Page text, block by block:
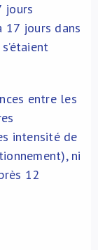
jours
17 jours dans
entre les
intensité de
ni
12